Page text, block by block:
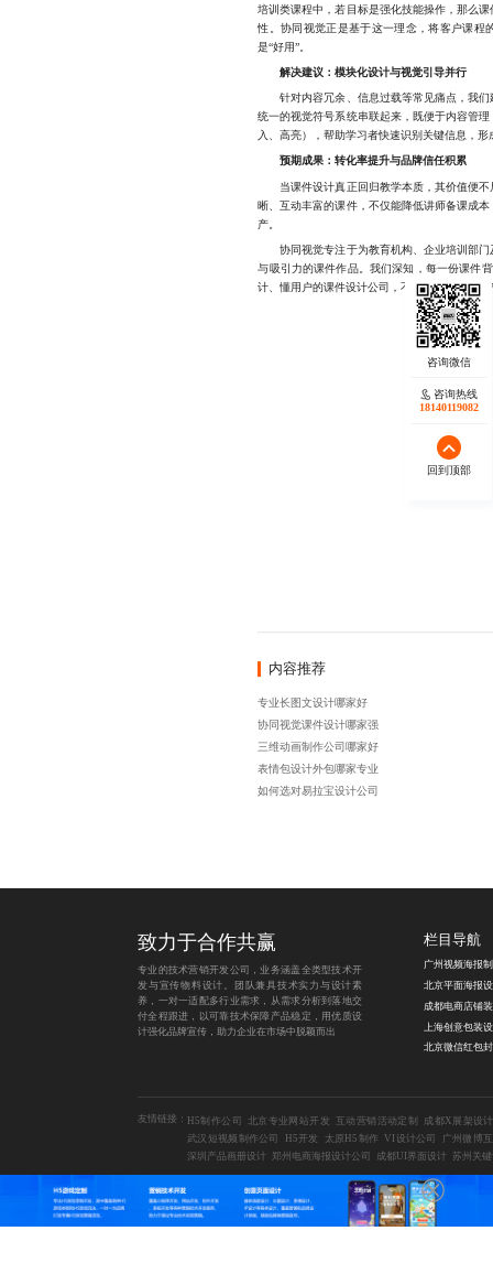
培训类课程中，若目标是强化技能操作，那么
性。协同视觉正是基于这一理念，将客户课程
是“好用”。
解决建议：模块化设计与视觉引导并行
针对内容冗余、信息过载等常见痛点，我们
统一的视觉符号系统串联起来，既便于内容管
入、高亮），帮助学习者快速识别关键信息，
预期成果：转化率提升与品牌信任积累
当课件设计真正回归教学本质，其价值便不
晰、互动丰富的课件，不仅能降低讲师备课成
产。
协同视觉专注于为教育机构、企业培训部门
与吸引力的课件作品。我们深知，每一份课件
计、懂用户的课件设计公司，不妨联系我们，
内容推荐
专业长图文设计哪家好
协同视觉课件设计哪家强
三维动画制作公司哪家好
表情包设计外包哪家专业
如何选对易拉宝设计公司
咨询热线
18140119082
回到顶部
致力于合作共赢
专业的技术营销开发公司，业务涵盖全类型技术开
发与宣传物料设计。团队兼具技术实力与设计素
养，一对一适配多行业需求，从需求分析到落地交
付全程跟进，以可靠技术保障产品稳定，用优质设
计强化品牌宣传，助力企业在市场中脱颖而出
栏目导航
友情链接： H5制作公司 北京专业网站开发 互动营销活动定制
成都X展架设
武汉短视频制作公司
H5开发 太原H5制作 VI设计公司
广州微博
深圳产品画册设计
郑州电商海报设计公司 成都UI界面设计 苏州关
Copyright © 2014-2026 成都蓝橙互动科技有限公司
贵阳H5玩法制作 南京PPT定制公司 长春SVG设计公司 H5游戏开发公司 宁